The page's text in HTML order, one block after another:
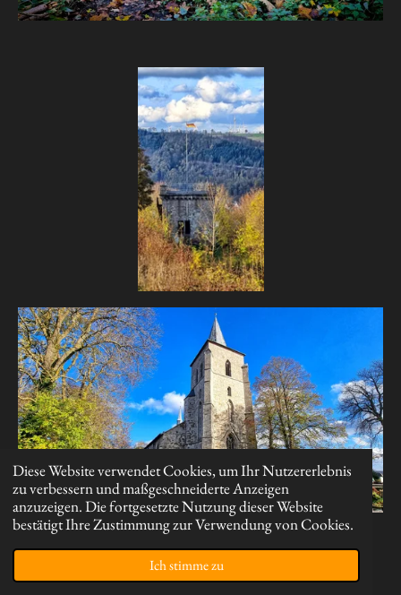
Diese Website verwendet Cookies, um Ihr Nutzererlebnis
zu verbessern und maßgeschneiderte Anzeigen
anzuzeigen. Die fortgesetzte Nutzung dieser Website
bestätigt Ihre Zustimmung zur Verwendung von Cookies.
Ich stimme zu